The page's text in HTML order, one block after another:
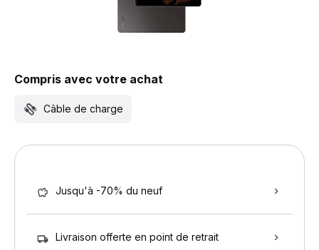
Compris avec votre achat
Câble de charge
Jusqu'à -70% du neuf
Livraison offerte en point de retrait